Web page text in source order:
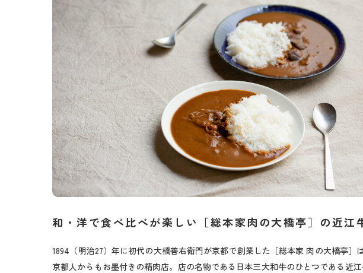
和・洋で食べ比べが楽しい［総本家肉の大橋亭］の近江
1894（明治27）年に初代の大橋善右衛門が京都で創業した［総本家 肉の大橋亭］
京都人からもお墨付きの精肉店。店の名物である日本三大和牛のひとつである近